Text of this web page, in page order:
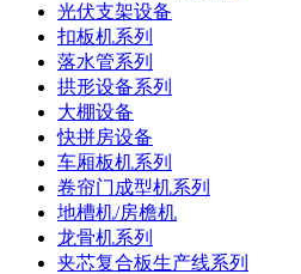
光伏支架设备
扣板机系列
落水管系列
拱形设备系列
大棚设备
快拼房设备
车厢板机系列
卷帘门成型机系列
地槽机/房檐机
龙骨机系列
夹芯复合板生产线系列